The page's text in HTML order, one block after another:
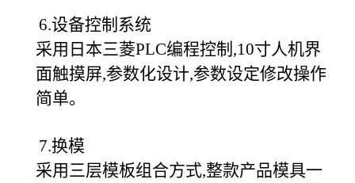
6.设备控制系统
采用日本三菱PLC编程控制,10寸人机界
面触摸屏,参数化设计,参数设定修改操作
简单。
7.换模
采用三层模板组合方式,整款产品模具一